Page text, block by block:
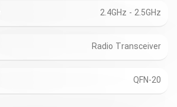
2.4GHz - 2.5GHz
Radio Transceiver
QFN-20